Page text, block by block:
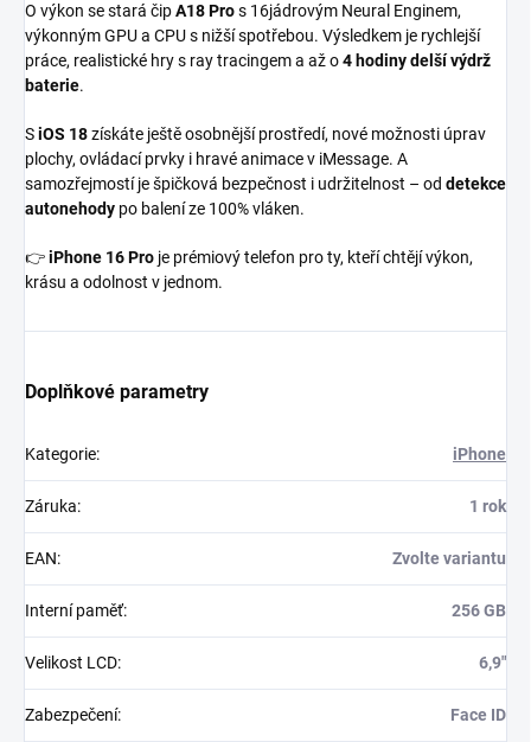
O výkon se stará čipA18 Pros 16jádrovým Neural Enginem,
výkonným GPU a CPU s nižší spotřebou. Výsledkem je rychlejší
práce, realistické hry s ray tracingem a až o4 hodiny delší výdrž
baterie.
SiOS 18získáte ještě osobnější prostředí, nové možnosti úprav
plochy, ovládací prvky i hravé animace v iMessage. A
samozřejmostí je špičková bezpečnost i udržitelnost – od detekce
autonehody po balení ze 100% vláken.
👉iPhone 16 Pro je prémiový telefon pro ty, kteří chtějí výkon,
krásu a odolnost v jednom.
Doplňkové parametry
Kategorie: iPhone
Záruka: 1 rok
EAN: Zvolte variantu
Interní paměť: 256 GB
Velikost LCD: 6,9"
Zabezpečení: Face ID